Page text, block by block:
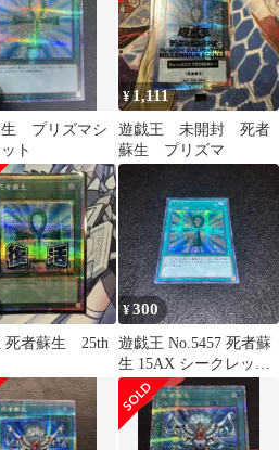
生 プリズマシ
ト
¥1,111
遊戯王 未開封 死者
蘇生 プリズマ
死者蘇生 25th
¥300
遊戯王 No.5457 死者蘇
生 15AX シークレット
1枚